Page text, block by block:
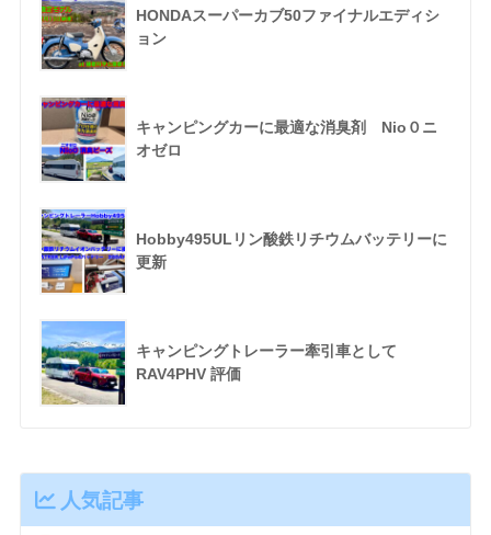
HONDAスーパーカブ50ファイナルエディシ
ョン
キャンピングカーに最適な消臭剤 Nio０ニ
オゼロ
Hobby495ULリン酸鉄リチウムバッテリーに
更新
キャンピングトレーラー牽引車として
RAV4PHV 評価
人気記事